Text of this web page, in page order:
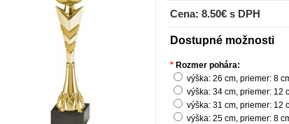
Cena: 8.50€ s DPH
Dostupné možnosti
* Rozmer pohára:
výška: 26 cm, priemer: 8
výška: 34 cm, priemer: 12
výška: 31 cm, priemer: 12
výška: 25 cm, priemer: 8